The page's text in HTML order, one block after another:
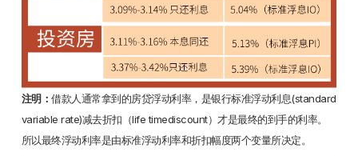
注明：借款人通常拿到的房贷浮动利率，是银行标准浮动利息(standard
variable rate)减去折扣（life timediscount）才是最终的到手的利率。
所以最终浮动利率是由标准浮动利率和折扣幅度两个变量所决定。